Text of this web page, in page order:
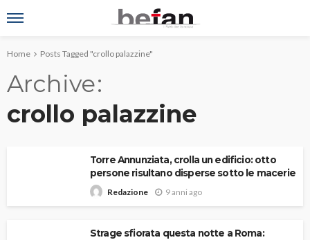
Home Posts Tagged "crollo palazzine"
Archive
crollo palazzine
Torre Annunziata, crolla un edificio: otto
persone risultano disperse sotto le macerie
Redazione 9 anni ago
Strage sfiorata questa notte a Roma: